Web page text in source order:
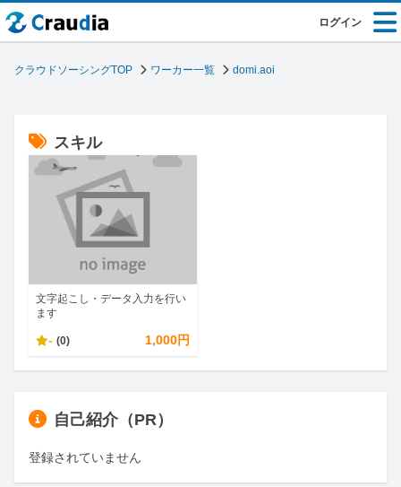
ログイン
クラウドソーシングTOP ワーカー一覧 domi.aoi
スキル
文字起こし・データ入力を行い
ます
- (0) 1,000円
自己紹介（PR）
登録されていません